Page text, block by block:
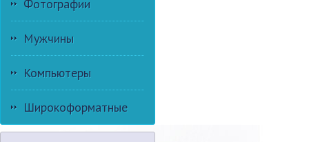
Фотографии
Мужчины
Компьютеры
Широкоформатные